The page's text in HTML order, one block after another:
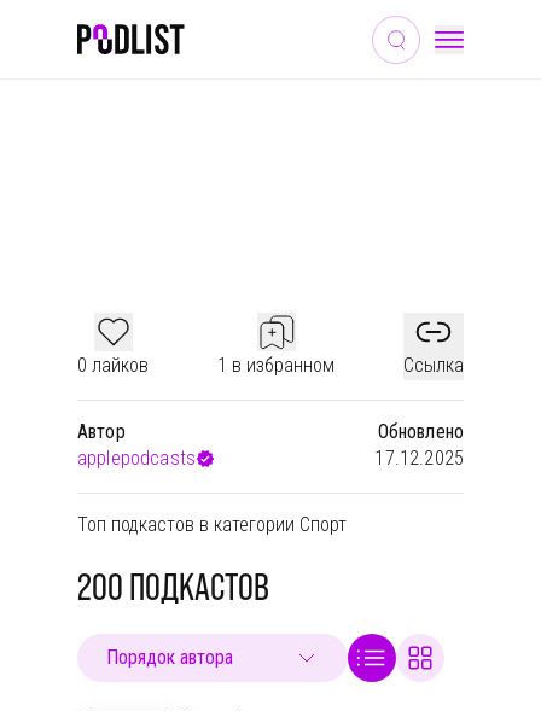
0 лайков 1 в избранном Ссылка
Автор
applepodcasts
Обновлено
17.12.2025
Топ подкастов в категории Спорт
200ПОДКАСТОВ